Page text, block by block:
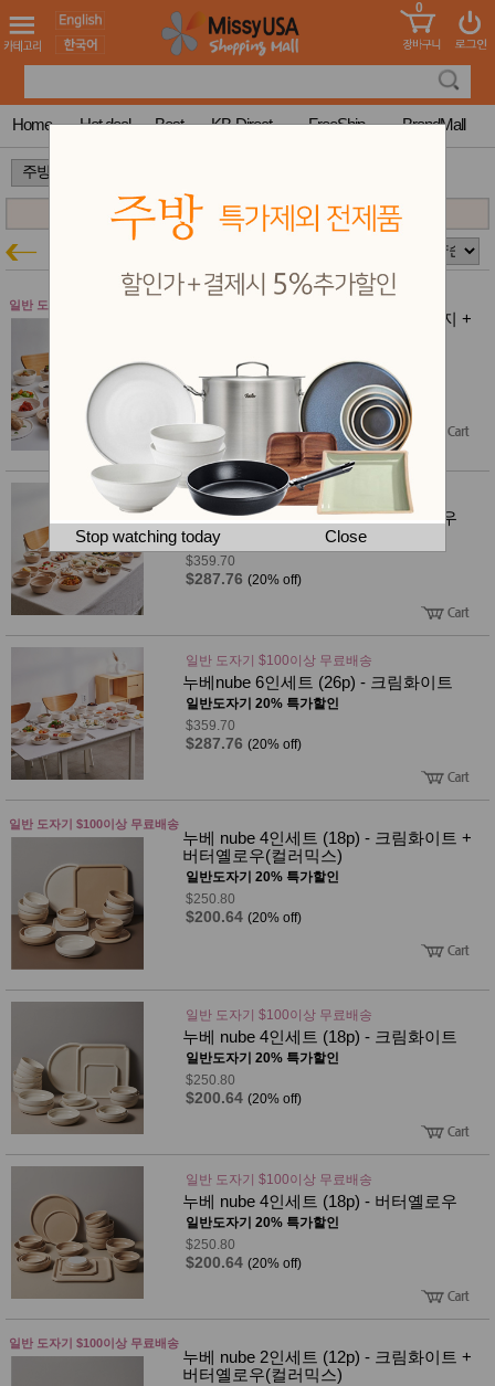
도 어린이
청소년
컬러링
북
한국학
습지
미국학
고
국 송
꽃배송
건
강
홍삼전
문브랜
건강보
조제품
기능성
건강식
품
Diet/여
성용품
메이크
업
헤어케
어/염색
바디케
남성화
품
전
자
주방가
전
계절/생
활가전
건강가
전
명품식
기브랜
보관용
기
조리용
품
주방소
품
쌀/잡곡/
면류
양념/소
스/가루
건조식
농산품
매트
DVD
유아 보
드(칠
조형물
DIY
유아 이
유식
MissyShop
Login
0
Home Hot deal Best KB-Direct FreeShip BrandMall
Stop watching today Close
일반 도자기 $100이상 무료배송
누베 nube 6인세트 (26p) - 크림베이지 +
$359.70
$287.76(20% off)
일반 도자기 $100이상 무료배송
누베 nube 6인세트 (26p) - 버터옐로우
일반도자기 20% 특가할인
$359.70
$287.76 (20% off)
일반 도자기 $100이상 무료배송
누베nube 6인세트 (26p) - 크림화이트
일반도자기 20% 특가할인
$359.70
$287.76 (20% off)
일반 도자기 $100이상 무료배송
누베 nube 4인세트 (18p) - 크림화이트 +
버터옐로우(컬러믹스)
일반도자기 20% 특가할인
$250.80
$200.64 (20% off)
일반 도자기 $100이상 무료배송
누베 nube 4인세트 (18p) - 크림화이트
일반도자기 20% 특가할인
$250.80
$200.64 (20% off)
일반 도자기 $100이상 무료배송
누베 nube 4인세트 (18p) - 버터옐로우
일반도자기 20% 특가할인
$250.80
$200.64 (20% off)
일반 도자기 $100이상 무료배송
누베 nube 2인세트 (12p) - 크림화이트 +
버터옐로우(컬러믹스)